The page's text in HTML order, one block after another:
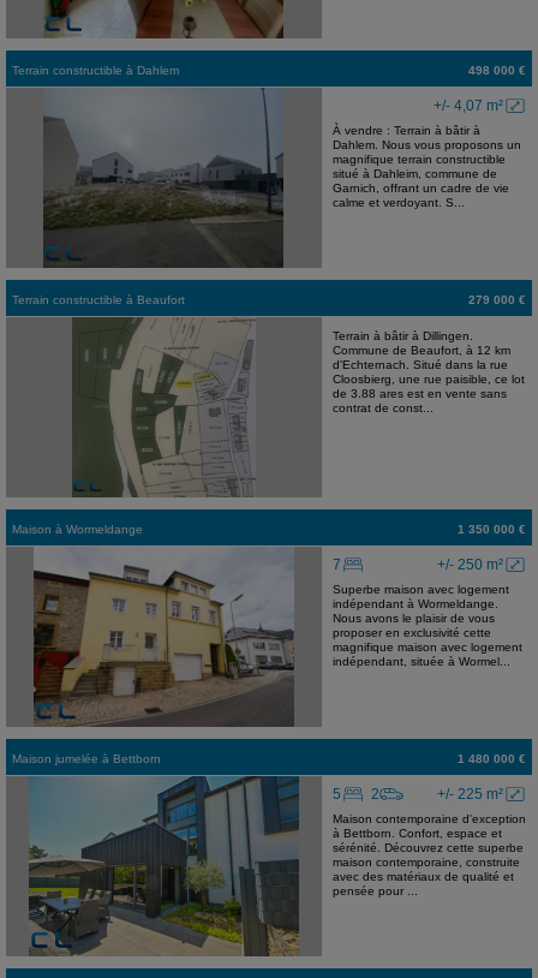
Terrain constructible à Dahlem 498 000 €
+/- 4,07 m²
À vendre : Terrain à bâtir à
Dahlem. Nous vous proposons un
magnifique terrain constructible
situé à Dahleim, commune de
Garnich, offrant un cadre de vie
calme et verdoyant. S...
Terrain constructible à Beaufort 279 000 €
Terrain à bâtir à Dillingen.
Commune de Beaufort, à 12 km
d'Echternach. Situé dans la rue
Cloosbierg, une rue paisible, ce lot
de 3.88 ares est en vente sans
contrat de const...
Maison à Wormeldange 1 350 000 €
+/- 250 m²
7
Superbe maison avec logement
indépendant à Wormeldange.
Nous avons le plaisir de vous
proposer en exclusivité cette
magnifique maison avec logement
indépendant, située à Wormel...
Maison jumelée à Bettborn 1 480 000 €
+/- 225 m²
5 2
Maison contemporaine d'exception
à Bettborn. Confort, espace et
sérénité. Découvrez cette superbe
maison contemporaine, construite
avec des matériaux de qualité et
pensée pour ...